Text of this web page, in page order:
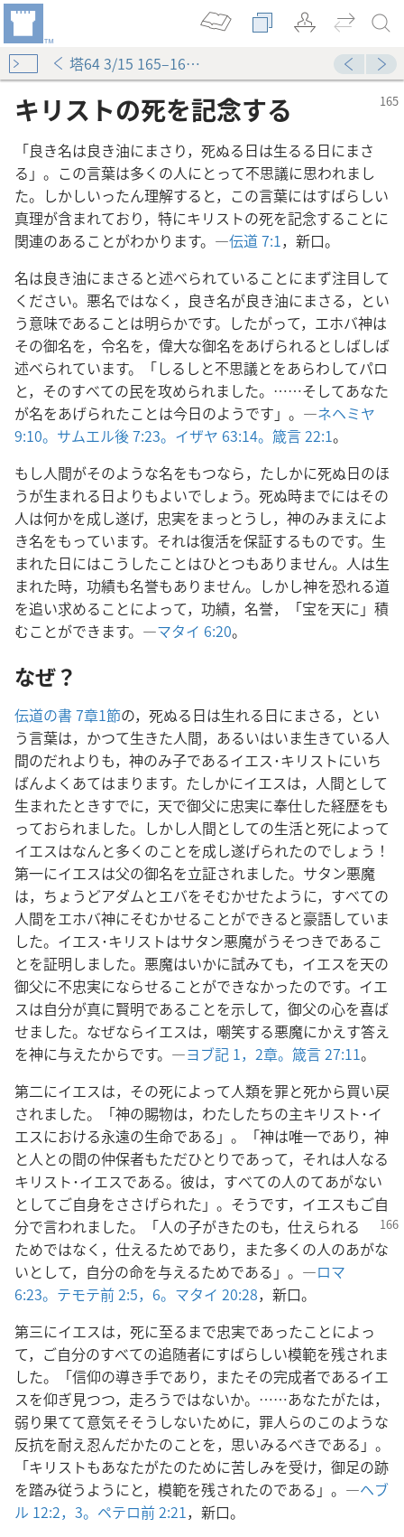
塔64 3/15 165–168ページ
キリストの死を記念する
「良き名は良き油にまさり，死ぬる日は生るる日にまさ
る」。この言葉は多くの人にとって不思議に思われまし
た。しかしいったん理解すると，この言葉にはすばらしい
真理が含まれており，特にキリストの死を記念することに
関連のあることがわかります。―伝道 7:1，新口。
名は良き油にまさると述べられていることにまず注目して
ください。悪名ではなく，良き名が良き油にまさる，とい
う意味であることは明らかです。したがって，エホバ神は
その御名を，令名を，偉大な御名をあげられるとしばしば
述べられています。「しるしと不思議とをあらわしてパロ
と，そのすべての民を攻められました。……そしてあなた
が名をあげられたことは今日のようです」。―ネヘミヤ
9:10。 サムエル後 7:23。 イザヤ 63:14。 箴言 22:1。
もし人間がそのような名をもつなら，たしかに死ぬ日のほ
うが生まれる日よりもよいでしょう。死ぬ時までにはその
人は何かを成し遂げ，忠実をまっとうし，神のみまえによ
き名をもっています。それは復活を保証するものです。生
まれた日にはこうしたことはひとつもありません。人は生
まれた時，功績も名誉もありません。しかし神を恐れる道
を追い求めることによって，功績，名誉，「宝を天に」積
むことができます。―マタイ 6:20。
なぜ？
伝道の書 7章1節の，死ぬる日は生れる日にまさる，とい
う言葉は，かつて生きた人間，あるいはいま生きている人
間のだれよりも，神のみ子であるイエス･キリストにいち
ばんよくあてはまります。たしかにイエスは，人間として
生まれたときすでに，天で御父に忠実に奉仕した経歴をも
っておられました。しかし人間としての生活と死によって
イエスはなんと多くのことを成し遂げられたのでしょう！
第一にイエスは父の御名を立証されました。サタン悪魔
は，ちょうどアダムとエバをそむかせたように，すべての
人間をエホバ神にそむかせることができると豪語していま
した。イエス･キリストはサタン悪魔がうそつきであるこ
とを証明しました。悪魔はいかに試みても，イエスを天の
御父に不忠実にならせることができなかったのです。イエ
スは自分が真に賢明であることを示して，御父の心を喜ば
せました。なぜならイエスは，嘲笑する悪魔にかえす答え
を神に与えたからです。―ヨブ記 1， 2章。 箴言 27:11。
第二にイエスは，その死によって人類を罪と死から買い戻
されました。「神の賜物は，わたしたちの主キリスト･イ
エスにおける永遠の生命である」。「神は唯一であり，神
と人との間の仲保者もただひとりであって，それは人なる
キリスト･イエスである。彼は，すべての人のてあがない
としてご自身をささげられた」。そうです，イエスもご自
分で言われました。「人の子がきたのも，仕えられる
ためではなく，仕えるためであり，また多くの人のあがな
いとして，自分の命を与えるためである」。―ロマ
6:23。 テモテ前 2:5，6。 マタイ 20:28，新口。
第三にイエスは，死に至るまで忠実であったことによっ
て，ご自分のすべての追随者にすばらしい模範を残されま
した。「信仰の導き手であり，またその完成者であるイエ
スを仰ぎ見つつ，走ろうではないか。……あなたがたは，
弱り果てて意気そそうしないために，罪人らのこのような
反抗を耐え忍んだかたのことを，思いみるべきである」。
「キリストもあなたがたのために苦しみを受け，御足の跡
を踏み従うようにと，模範を残されたのである」。―ヘブ
ル 12:2，3。 ペテロ前 2:21，新口。